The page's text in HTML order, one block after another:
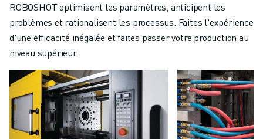
ROBOSHOT optimisent les paramètres, anticipent les
problèmes et rationalisent les processus. Faites l'expérience
d'une efficacité inégalée et faites passer votre production au
niveau supérieur.